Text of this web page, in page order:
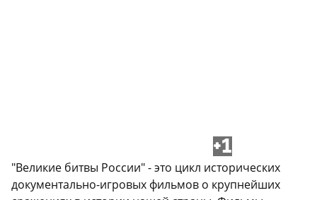
+1
"Великие битвы России" - это цикл исторических
документально-игровых фильмов о крупнейших